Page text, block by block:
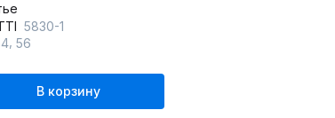
5830-1
56
В корзину